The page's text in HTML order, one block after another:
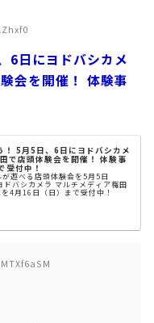
6日にヨドバシカメ
会を開催！ 体験事
！ 5月5日、6日にヨドバシカメ
で店頭体験会を開催！ 体験事
受付中！
遊べる店頭体験会を5月5日
ドバシカメラ マルチメディア梅田
4月16日（日）まで受付中！